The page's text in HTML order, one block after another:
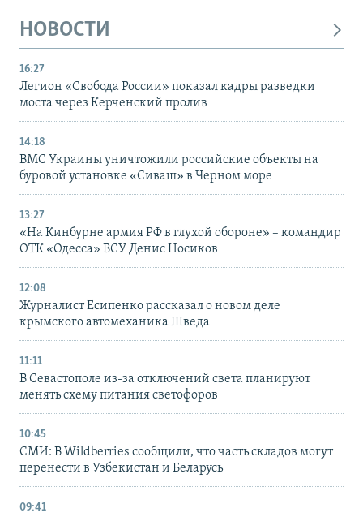
НОВОСТИ
16:27
Легион «Свобода России» показал кадры разведки
моста через Керченский пролив
14:18
ВМС Украины уничтожили российские объекты на
буровой установке «Сиваш» в Черном море
13:27
«На Кинбурне армия РФ в глухой обороне» – командир
ОТК «Одесса» ВСУ Денис Носиков
12:08
Журналист Есипенко рассказал о новом деле
крымского автомеханика Шведа
11:11
В Севастополе из-за отключений света планируют
менять схему питания светофоров
10:45
СМИ: В Wildberries сообщили, что часть складов могут
перенести в Узбекистан и Беларусь
09:41